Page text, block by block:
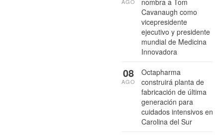
nombra a Tom
Cavanaugh como
vicepresidente
ejecutivo y presidente
mundial de Medicina
Innovadora
AGO
Octapharma
construirá planta de
fabricación de última
generación para
cuidados intensivos en
Carolina del Sur
08
AGO